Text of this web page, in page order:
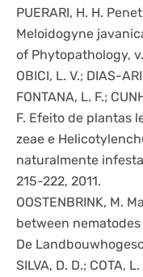
PUERARI, H. H.
Meloidogyne
of Phytopathology,
OBICI, L. V.; DIAS-
FONTANA, L. F.;
F. Efeito de plantas
zeae e
naturalmente
215-222, 2011.
OOSTENBRINK, M.
between
De
SILVA, D. D.; COTA,